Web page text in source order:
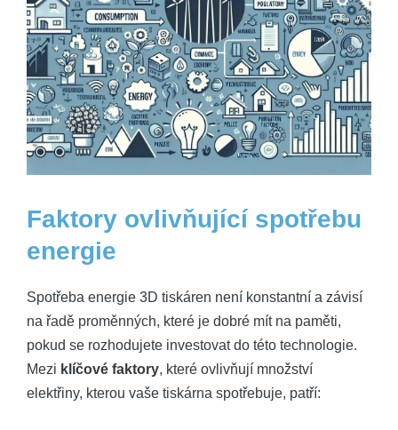
Faktory ⁢ovlivňující spotřebu​
energie
Spotřeba ⁢energie 3D tiskáren není ⁣konstantní a závisí
na ‍řadě proměnných, které ⁤je dobré mít na paměti,
pokud se rozhodujete ⁣investovat do této ‌technologie.
Mezi klíčové faktory, které⁣ ovlivňují množství
elektřiny, kterou vaše tiskárna spotřebuje, patří: